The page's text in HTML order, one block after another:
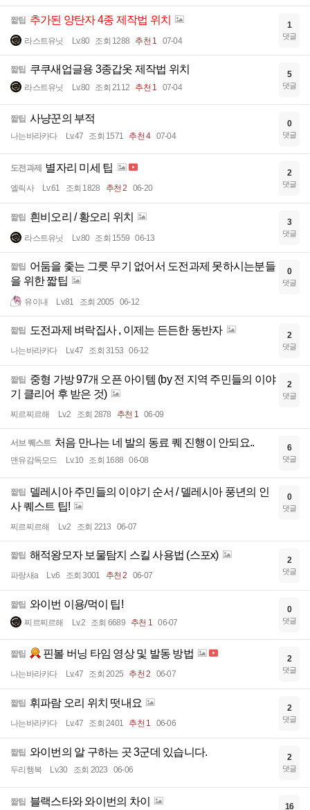
짧팁 추가된 양탄자 4종 제작법 위치
라스트유닛 Lv.80 조회 1288 추천 1 07-04
1
댓글
짧팁 쿠쿠새업글용 3종갑옷 제작법 위치
라스트유닛 Lv.80 조회 2112 추천 1 07-04
5
댓글
짧팁 사냥꾼의 부적
나는바라카다 Lv.47 조회 1571 추천 4 07-04
0
댓글
도전과제 별자리 미세 팁
엘릭사 Lv.61 조회 1828 추천 2 06-20
2
댓글
짧팁 흰비오리 / 황오리 위치
라스트유닛 Lv.80 조회 1559 06-13
3
댓글
짧팁 어둠을 좇는 그릇 무기 없어서 도전과제 못하시는분들
을 위한 짧팁
유이내 Lv.81 조회 2005 06-12
0
댓글
짧팁 도전과제 벼락집사 , 이제는 든든한 동반자
나는바라카다 Lv.47 조회 3153 06-12
2
댓글
짧팁 중형 가방 97개 오픈 아이템 (by 전 지역 주민들의 이야
기 클리어 후 받은 것)
찌르찌르해 Lv.2 조회 2878 추천 1 06-09
2
댓글
서브 퀘스트 처음 만나는 네 발의 동료 퀘 진행이 안되요..
맨유감독모드 Lv.10 조회 1688 06-08
6
댓글
짧팁 델레시아 주민들의 이야기 순서 / 델레시아 풍년의 인
사 퀘스트 팁!
찌르찌르해 Lv.2 조회 2213 06-07
0
댓글
짧팁 해적왕모자 보물탐지 스킬 사용법 (스포x)
파랑새a Lv.6 조회 3001 추천 2 06-07
2
댓글
짧팁 와이번 이용/먹이 팁!
찌르찌르해 Lv.2 조회 6689 추천 1 06-07
0
댓글
짧팁 핀볼 버닝 타임 영상 및 발동 방법
나는바라카다 Lv.47 조회 2025 추천 2 06-07
2
댓글
짧팁 휘파람 오리 위치 떳내요
나는바라카다 Lv.47 조회 2401 추천 1 06-06
2
댓글
짧팁 와이번의 알 구하는 곳 3군데 있습니다.
두리행복 Lv.30 조회 2023 06-06
2
댓글
짧팁 블랙스타와 와이번의 차이 16